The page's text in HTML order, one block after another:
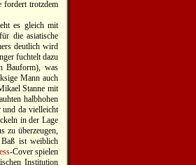
fordert trotzdem
es gleich mit
die asiatische
deutlich wird
fuchtelt dazu
Bauform), was
Mann auch
Stanne mit
halbhohen
und da vielleicht
in der Lage
zu überzeugen,
Baß ist weiblich
-Cover spielen
Institution